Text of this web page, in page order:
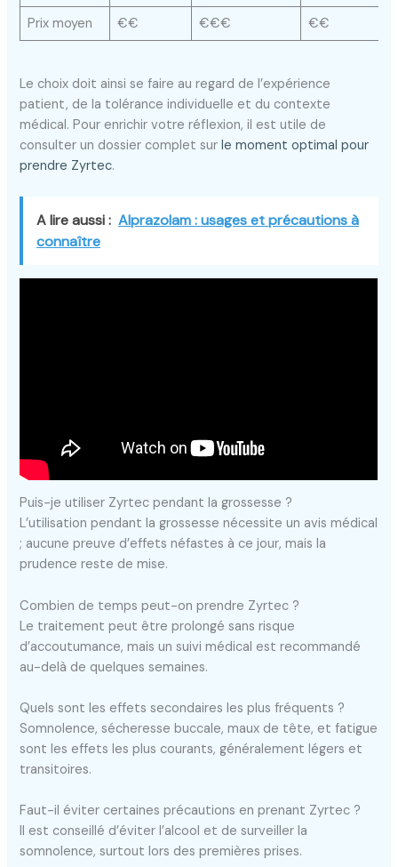
Prix moyen €€ €€€ €€
Le choix doit ainsi se faire au regard de l’expérience
patient, de la tolérance individuelle et du contexte
médical. Pour enrichir votre réflexion, il est utile de
consulter un dossier complet surle moment optimal pour
prendre Zyrtec.
A lire aussi : Alprazolam : usages et précautions à
connaître
Puis-je utiliser Zyrtec pendant la grossesse ?
L’utilisation pendant la grossesse nécessite un avis médical
; aucune preuve d’effets néfastes à ce jour, mais la
prudence reste de mise.
Combien de temps peut-on prendre Zyrtec ?
Le traitement peut être prolongé sans risque
d’accoutumance, mais un suivi médical est recommandé
au-delà de quelques semaines.
Quels sont les effets secondaires les plus fréquents ?
Somnolence, sécheresse buccale, maux de tête, et fatigue
sont les effets les plus courants, généralement légers et
transitoires.
Faut-il éviter certaines précautions en prenant Zyrtec ?
Il est conseillé d’éviter l’alcool et de surveiller la
somnolence, surtout lors des premières prises.